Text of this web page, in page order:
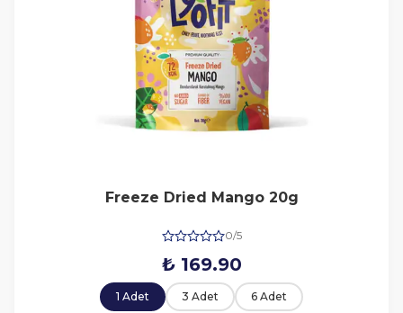
Freeze Dried Mango 20g
0/5
₺ 169.90
1 Adet 3 Adet 6 Adet